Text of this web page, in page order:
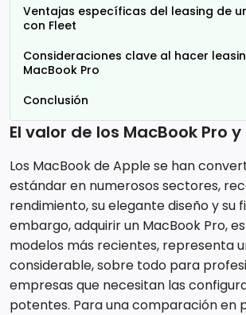
Ventajas específicas del leasing de
con Fleet
Consideraciones clave al hacer
MacBook Pro
Conclusión
El valor de los MacBook Pro
Los MacBook de Apple se han
estándar en numerosos sectores,
rendimiento, su elegante diseño y su
embargo, adquirir un MacBook Pro,
modelos más recientes, representa
considerable, sobre todo para
empresas que necesitan las
potentes. Para una comparación en